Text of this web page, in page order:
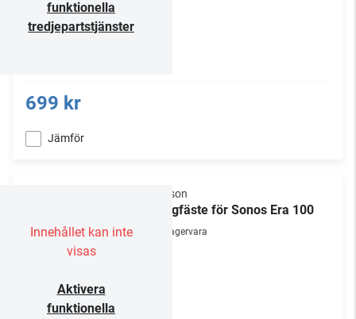
funktionella
tredjepartstjänster
699 kr
Jämför
Innehållet kan inte
visas
Aktivera
funktionella
Flexson
Väggfäste för Sonos Era 100
Lagervara